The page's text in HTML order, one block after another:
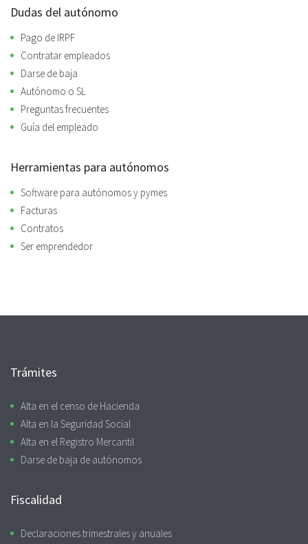
Dudas del autónomo
Pago de IRPF
Contratar empleados
Darse de baja
Autónomo o SL
Preguntas frecuentes
Guía del empleado
Herramientas para autónomos
Software para autónomos y pymes
Facturas
Contratos
Ser emprendedor
Trámites
Alta en el censo de Hacienda
Alta en la Seguridad Social
Alta en el Registro Mercantil
Darse de baja de autónomos
Fiscalidad
Declaraciones trimestrales y anuales